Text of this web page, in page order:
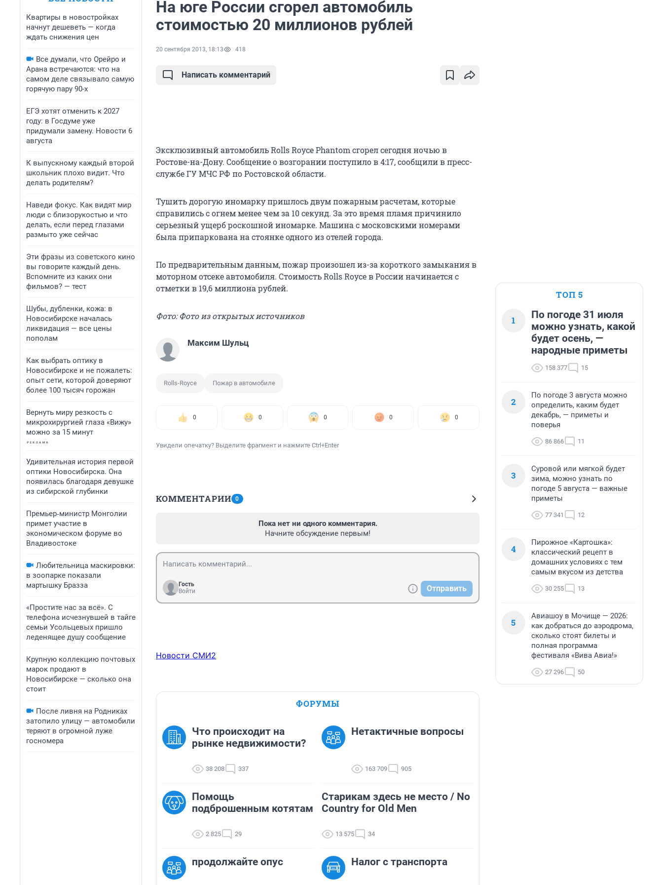
Квартиры в новостройках
начнут дешеветь — когда
ждать снижения цен
Все думали, что Орейро и
Арана встречаются: что на
самом деле связывало самую
горячую пару 90-х
ЕГЭ хотят отменить к 2027
году: в Госдуме уже
придумали замену. Новости 6
августа
К выпускному каждый второй
школьник плохо видит. Что
делать родителям?
Наведи фокус. Как видят мир
люди с близорукостью и что
делать, если перед глазами
размыто уже сейчас
Эти фразы из советского кино
вы говорите каждый день.
Вспомните из каких они
фильмов? — тест
Шубы, дубленки, кожа: в
Новосибирске началась
ликвидация — все цены
пополам
Как выбрать оптику в
Новосибирске и не пожалеть:
опыт сети, которой доверяют
более 100 тысяч горожан
Вернуть миру резкость с
микрохирургией глаза «Вижу»
можно за 15 минут
Удивительная история первой
оптики Новосибирска. Она
появилась благодаря девушке
из сибирской глубинки
Премьер‑министр Монголии
примет участие в
экономическом форуме во
Владивостоке
Любительница маскировки:
в зоопарке показали
мартышку Бразза
«Простите нас за всё». С
телефона исчезнувшей в тайге
семьи Усольцевых пришло
леденящее душу сообщение
Крупную коллекцию почтовых
марок продают в
Новосибирске — сколько она
стоит
После ливня на Родниках
затопило улицу — автомобили
теряют в огромной луже
госномера
На юге России сгорел автомобиль
стоимостью 20 миллионов рублей
20 сентября 2013, 18:13 418
Написать комментарий
Эксклюзивный автомобиль Rolls Royce Phantom сгорел сегодня ночью в
Ростове-на-Дону. Сообщение о возгорании поступило в 4:17, сообщили в пресс-
службе ГУ МЧС РФ по Ростовской области.
Тушить дорогую иномарку пришлось двум пожарным расчетам, которые
справились с огнем менее чем за 10 секунд. За это время пламя причинило
серьезный ущерб роскошной иномарке. Машина с московскими номерами
была припаркована на стоянке одного из отелей города.
По предварительным данным, пожар произошел из-за короткого замыкания в
моторном отсеке автомобиля. Стоимость Rolls Royce в России начинается с
отметки в 19,6 миллиона рублей.
Фото: Фото из открытых источников
Максим Шульц
Rolls-Royce Пожар в автомобиле
0 0 0 0 0
Увидели опечатку? Выделите фрагмент и нажмите Ctrl+Enter
КОММЕНТАРИИ 0
Пока нет ни одного комментария.
Начните обсуждение первым!
Гость
Войти
Отправить
Новости СМИ2
ФОРУМЫ
Что происходит на
рынке недвижимости?
38 208 337
Нетактичные вопросы
163 709 905
Помощь
подброшенным котятам
2 825 29
Старикам здесь не место / No
Country for Old Men
13 575 34
продолжайте опус Налог с транспорта
ТОП 5
1
По погоде 31 июля
можно узнать, какой
будет осень, —
народные приметы
158 377 15
2
По погоде 3 августа можно
определить, каким будет
декабрь, — приметы и
поверья
86 866 11
3
Суровой или мягкой будет
зима, можно узнать по
погоде 5 августа — важные
приметы
77 341 12
4
Пирожное «Картошка»:
классический рецепт в
домашних условиях с тем
самым вкусом из детства
30 255 13
5
Авиашоу в Мочище — 2026:
как добраться до аэродрома,
сколько стоят билеты и
полная программа
фестиваля «Вива Авиа!»
27 296 50